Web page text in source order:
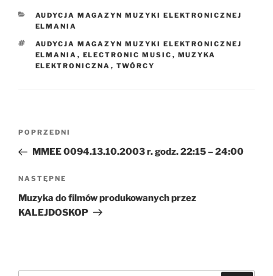
KATEGORIE
AUDYCJA MAGAZYN MUZYKI ELEKTRONICZNEJ
ELMANIA
TAGI
AUDYCJA MAGAZYN MUZYKI ELEKTRONICZNEJ
ELMANIA , ELECTRONIC MUSIC , MUZYKA
ELEKTRONICZNA , TWÓRCY
Nawigacja
Poprzedni
wpis
POPRZEDNI
MMEE 0094.13.10.2003 r. godz. 22:15 – 24:00
Następny
wpis
NASTĘPNE
Muzyka do filmów produkowanych przez
KALEJDOSKOP